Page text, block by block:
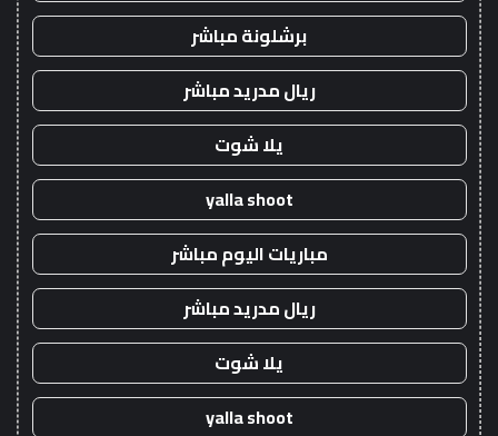
برشلونة مباشر
ريال مدريد مباشر
يلا شوت
yalla shoot
مباريات اليوم مباشر
ريال مدريد مباشر
يلا شوت
yalla shoot